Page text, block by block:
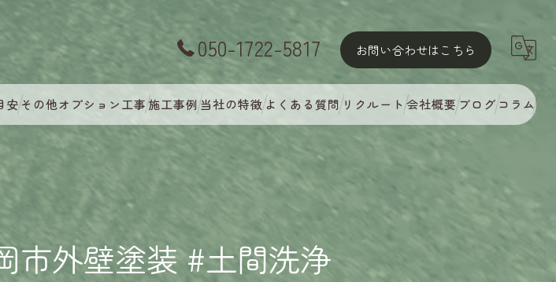
050-1722-5817 お問い合わせはこちら
安その他オプション工事施工事例当社の特徴
外壁塗装
MyCオリジナル多彩塗装
完璧な下地処理
よくある質問リクルート 会社概要ブログコラム
市外壁塗装 #土間洗浄